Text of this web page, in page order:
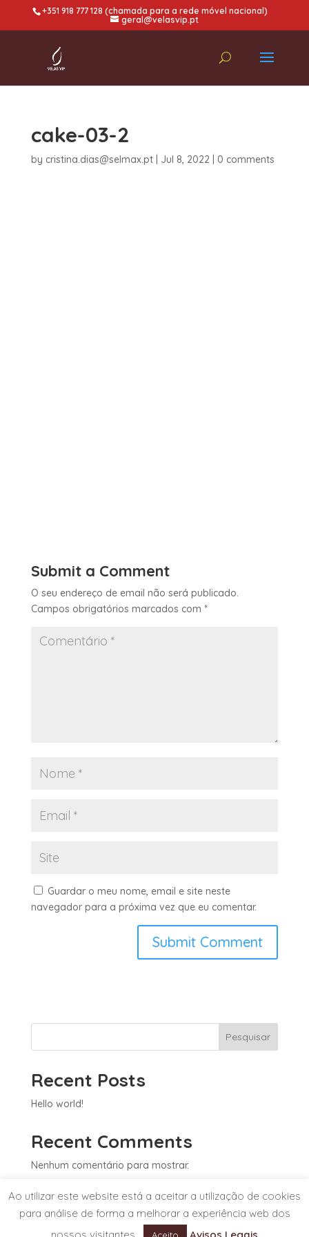
+351 918 777 128 (chamada para a rede móvel nacional)
geral@velasvip.pt
cake-03-2
by cristina.dias@selmax.pt| Jul 8, 2022| 0 comments
Submit a Comment
O seu endereço de email não será publicado.
Campos obrigatórios marcados com *
Guardar o meu nome, email e site neste
navegador para a próxima vez que eu comentar.
Pesquisar
Recent Posts
Hello world!
Recent Comments
Nenhum comentário para mostrar.
Ao utilizar este website está a aceitar a utilização de cookies
para análise de forma a melhorar a experiência web dos